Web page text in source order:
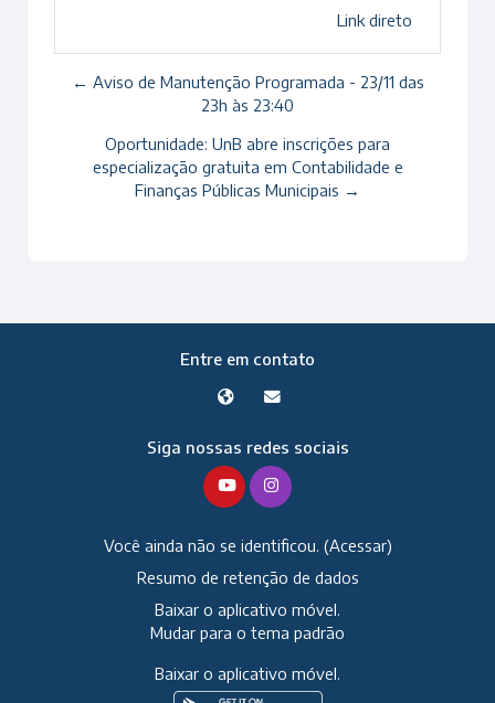
Link direto
← Aviso de Manutenção Programada - 23/11 das
23h às 23:40
Oportunidade: UnB abre inscrições para
especialização gratuita em Contabilidade e
Finanças Públicas Municipais →
Entre em contato
Siga nossas redes sociais
Você ainda não se identificou. (Acessar)
Resumo de retenção de dados
Baixar o aplicativo móvel.
Mudar para o tema padrão
Baixar o aplicativo móvel.